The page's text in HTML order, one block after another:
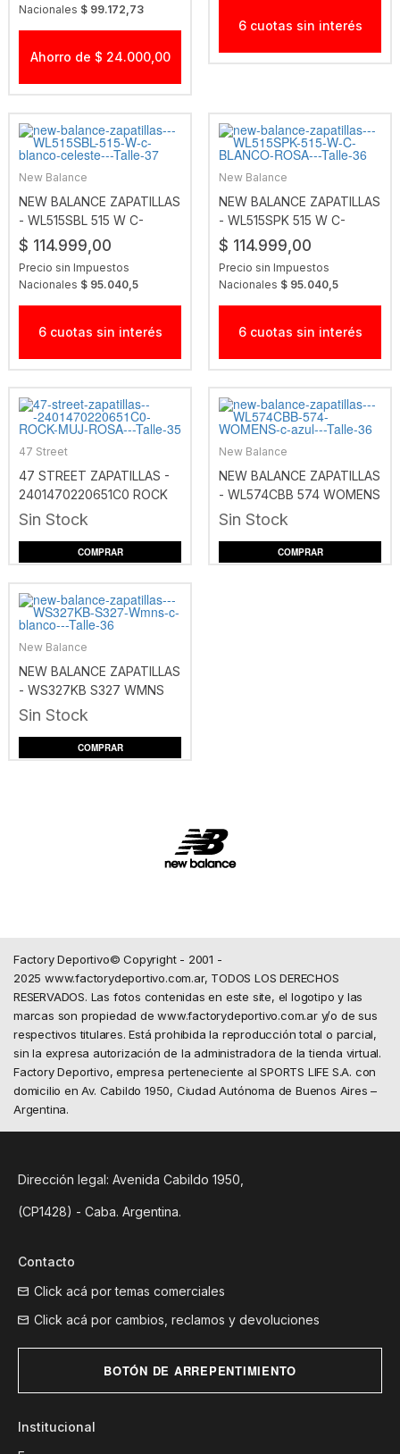
Nacionales $ 99.172,73
Ahorro de $ 24.000,00
6 cuotas sin interés
New Balance
NEW BALANCE ZAPATILLAS
- WL515SBL 515 W C-
BLANCO-CELESTE
$ 114.999,00
Precio sin Impuestos
Nacionales $ 95.040,5
6 cuotas sin interés
New Balance
NEW BALANCE ZAPATILLAS
- WL515SPK 515 W C-
BLANCO-ROSA
$ 114.999,00
Precio sin Impuestos
Nacionales $ 95.040,5
6 cuotas sin interés
47 Street
47 STREET ZAPATILLAS -
2401470220651C0 ROCK
MUJ ROSA
Sin Stock
COMPRAR
New Balance
NEW BALANCE ZAPATILLAS
- WL574CBB 574 WOMENS
C-AZUL
Sin Stock
COMPRAR
New Balance
NEW BALANCE ZAPATILLAS
- WS327KB S327 WMNS
C-BLANCO
Sin Stock
COMPRAR
Factory Deportivo© Copyright - 2001 -
2025 www.factorydeportivo.com.ar, TODOS LOS DERECHOS
RESERVADOS. Las fotos contenidas en este site, el logotipo y las
marcas son propiedad de www.factorydeportivo.com.ar y/o de sus
respectivos titulares. Está prohibida la reproducción total o parcial,
sin la expresa autorización de la administradora de la tienda virtual.
Factory Deportivo, empresa perteneciente al SPORTS LIFE S.A. con
domicilio en Av. Cabildo 1950, Ciudad Autónoma de Buenos Aires –
Argentina.
Dirección legal: Avenida Cabildo 1950,
(CP1428) - Caba. Argentina.
Institucional
Contacto
Click acá por temas comerciales
Click acá por cambios, reclamos y devoluciones
BOTÓN DE ARREPENTIMIENTO